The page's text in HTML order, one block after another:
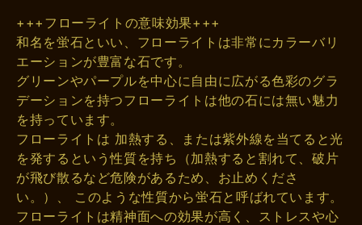
+++フローライトの意味効果+++
和名を蛍石といい、フローライトは非常にカラーバリ
エーションが豊富な石です。
グリーンやパープルを中心に自由に広がる色彩のグラ
デーションを持つフローライトは他の石には無い魅力
を持っています。
フローライトは 加熱する、または紫外線を当てると光
を発するという性質を持ち（加熱すると割れて、破片
が飛び散るなど危険があるため、お止めくださ
い。）、 このような性質から蛍石と呼ばれています。
フローライトは精神面への効果が高く、ストレスや心